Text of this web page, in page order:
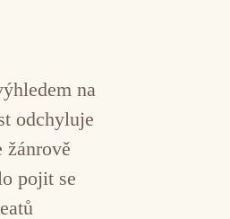
na
odchyluje
žánrově
pojit se